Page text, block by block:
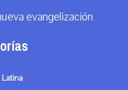
evangelización